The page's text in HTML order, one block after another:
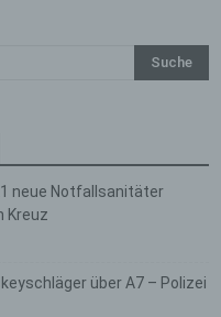
neue Notfallsanitäter
Kreuz
über A7 – Polizei